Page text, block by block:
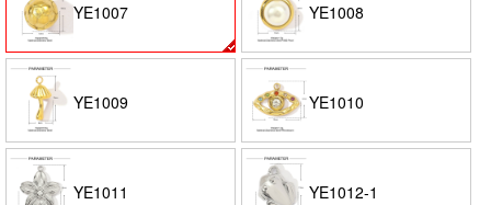
YE1007 YE1008
YE1009 YE1010
YE1011 YE1012-1